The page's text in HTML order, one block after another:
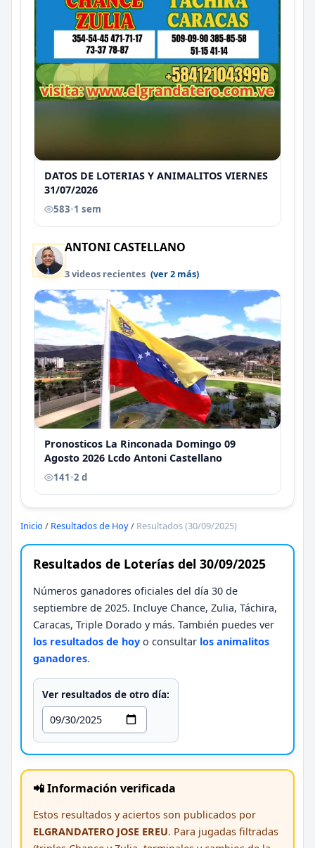
DATOS DE LOTERIAS Y ANIMALITOS VIERNES
31/07/2026
583•1 sem
ANTONI CASTELLANO
3 videos recientes (ver 2 más)
Pronosticos La Rinconada Domingo 09
Agosto 2026 Lcdo Antoni Castellano
141•2 d
Inicio / Resultados de Hoy/ Resultados (30/09/2025)
Resultados de Loterías del 30/09/2025
Números ganadores oficiales del día 30 de
septiembre de 2025. Incluye Chance, Zulia, Táchira,
Caracas, Triple Dorado y más. También puedes ver
los resultados de hoy o consultar los animalitos
ganadores.
Ver resultados de otro día:
📲 Información verificada
Estos resultados y aciertos son publicados por
ELGRANDATERO JOSE EREU. Para jugadas filtradas